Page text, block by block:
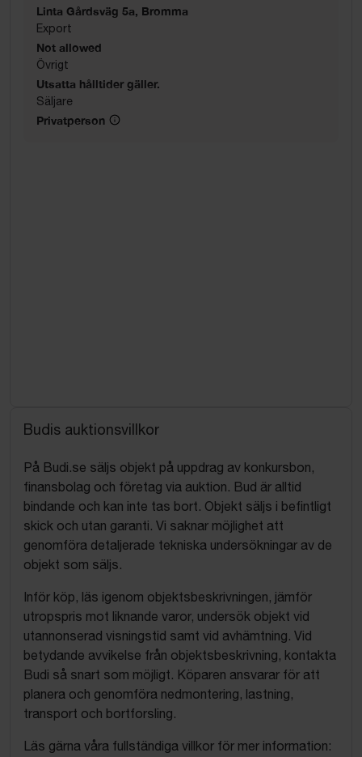
Linta Gårdsväg 5a, Bromma
Export
Not allowed
Övrigt
Utsatta hålltider gäller.
Säljare
Privatperson
Budis auktionsvillkor
På Budi.se säljs objekt på uppdrag av konkursbon,
finansbolag och företag via auktion. Bud är alltid
bindande och kan inte tas bort. Objekt säljs i befintligt
skick och utan garanti. Vi saknar möjlighet att
genomföra detaljerade tekniska undersökningar av de
objekt som säljs.
Inför köp, läs igenom objektsbeskrivningen, jämför
utropspris mot liknande varor, undersök objekt vid
utannonserad visningstid samt vid avhämtning. Vid
betydande avvikelse från objektsbeskrivning, kontakta
Budi så snart som möjligt. Köparen ansvarar för att
planera och genomföra nedmontering, lastning,
transport och bortforsling.
Läs gärna våra fullständiga villkor för mer information: